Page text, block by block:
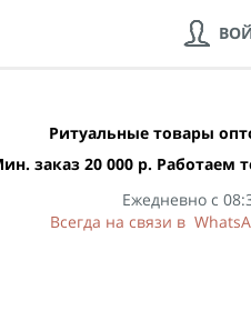
Ритуальные товары
заказ 20 000 р.
Ежедневно с
Всегда на связи в